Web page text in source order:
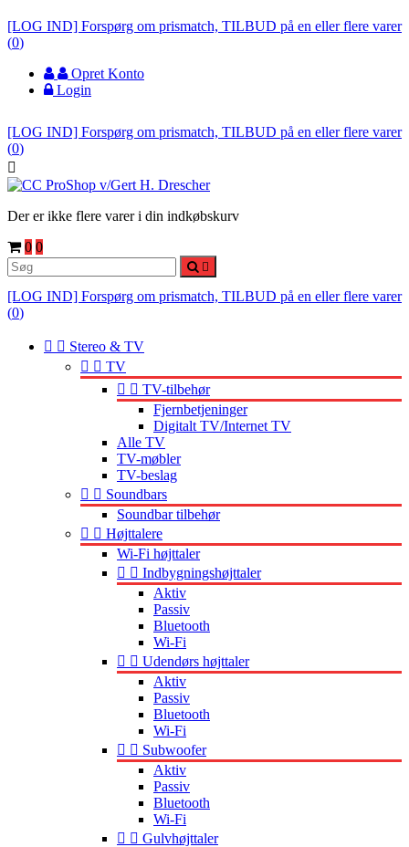
[LOG IND] Forspørg om prismatch, TILBUD på en eller flere varer
(0)
Opret Konto
Login
[LOG IND] Forspørg om prismatch, TILBUD på en eller flere varer
(0)

Der er ikke flere varer i din indkøbskurv
0 0

[LOG IND] Forspørg om prismatch, TILBUD på en eller flere varer
(0)
  Stereo & TV
  TV
  TV-tilbehør
Fjernbetjeninger
Digitalt TV/Internet TV
Alle TV
TV-møbler
TV-beslag
  Soundbars
Soundbar tilbehør
  Højttalere
Wi-Fi højttaler
  Indbygningshøjttaler
Aktiv
Passiv
Bluetooth
Wi-Fi
  Udendørs højttaler
Aktiv
Passiv
Bluetooth
Wi-Fi
  Subwoofer
Aktiv
Passiv
Bluetooth
Wi-Fi
  Gulvhøjttaler